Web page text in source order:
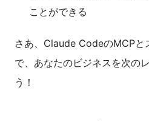
ことができる
さあ、Claude CodeのMCPと
で、あなたのビジネスを次の
う！